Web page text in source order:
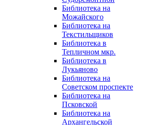
Библиотека на
Можайского
Библиотека на
Текстильщиков
Библиотека в
Тепличном мкр.
Библиотека в
Лукьяново
Библиотека на
Советском проспекте
Библиотека на
Псковской
Библиотека на
Архангельской